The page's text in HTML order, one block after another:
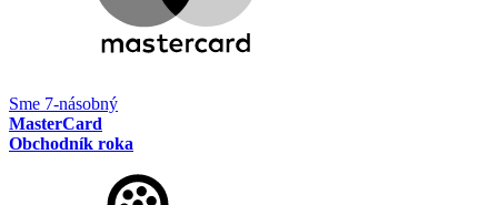
Sme 7-násobný
MasterCard
Obchodník roka